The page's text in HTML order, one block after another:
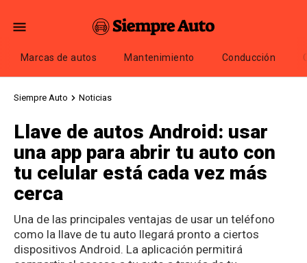
Marcas de autos Mantenimiento Conducción
Siempre Auto Noticias
Llave de autos Android: usar
una app para abrir tu auto con
tu celular está cada vez más
cerca
Una de las principales ventajas de usar un teléfono
como la llave de tu auto llegará pronto a ciertos
dispositivos Android. La aplicación permitirá